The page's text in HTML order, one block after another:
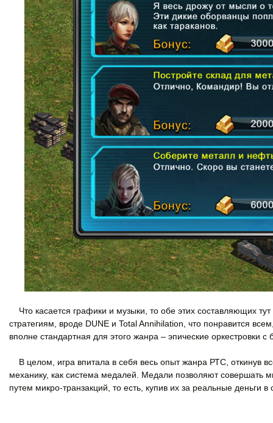
Что касается графики и музыки, то обе этих составляющих
стратегиям, вроде DUNE и Total Annihilation, что понравится
вполне стандартная для этого жанра – эпические
В целом, игра впитала в себя весь опыт жанра РТС, откинув
механику, как система медалей. Медали позволяют совершать
путем микро-транзакций, то есть, купив их за реальные деньги